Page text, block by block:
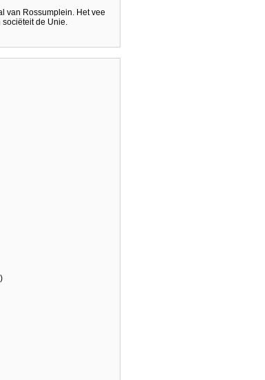
van Rossumplein. Het vee
de Unie.